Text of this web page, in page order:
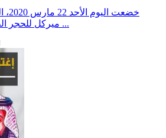
ميركل للحجر الصحي وذلك بعد مخالطتها ...